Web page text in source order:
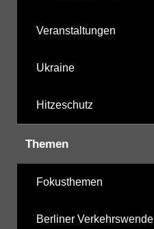
Veranstaltungen
Ukraine
Hitzeschutz
Themen
Fokusthemen
Berliner Verkehrswende